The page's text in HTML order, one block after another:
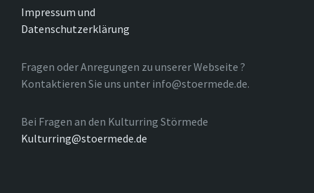
Impressum und
Datenschutzerklärung
Fragen oder Anregungen zu unserer Webseite ?
Kontaktieren Sie uns unter info@stoermede.de.
Bei Fragen an den Kulturring Störmede
Kulturring@stoermede.de